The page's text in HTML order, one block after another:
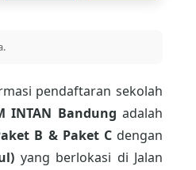
pendaftaran sekolah
INTAN Bandung adalah
B & Paket Cdengan
yang berlokasi di Jalan